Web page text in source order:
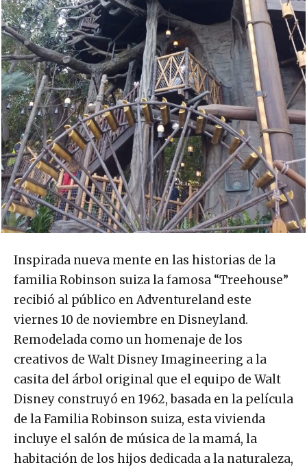
Inspirada nueva mente en las historias de la
familia Robinson suiza la famosa “Treehouse”
recibió al público en Adventureland este
viernes 10 de noviembre en Disneyland.
Remodelada como un homenaje de los
creativos de Walt Disney Imagineering a la
casita del árbol original que el equipo de Walt
Disney construyó en 1962, basada en la película
de la Familia Robinson suiza, esta vivienda
incluye el salón de música de la mamá, la
habitación de los hijos dedicada a la naturaleza,